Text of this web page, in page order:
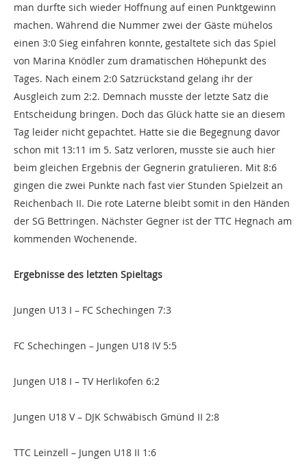
man durfte sich wieder Hoffnung auf einen Punktgewinn
machen. Während die Nummer zwei der Gäste mühelos
einen 3:0 Sieg einfahren konnte, gestaltete sich das Spiel
von Marina Knödler zum dramatischen Höhepunkt des
Tages. Nach einem 2:0 Satzrückstand gelang ihr der
Ausgleich zum 2:2. Demnach musste der letzte Satz die
Entscheidung bringen. Doch das Glück hatte sie an diesem
Tag leider nicht gepachtet. Hatte sie die Begegnung davor
schon mit 13:11 im 5. Satz verloren, musste sie auch hier
beim gleichen Ergebnis der Gegnerin gratulieren. Mit 8:6
gingen die zwei Punkte nach fast vier Stunden Spielzeit an
Reichenbach II. Die rote Laterne bleibt somit in den Händen
der SG Bettringen. Nächster Gegner ist der TTC Hegnach am
kommenden Wochenende.
Ergebnisse des letzten Spieltags
Jungen U13 I – FC Schechingen 7:3
FC Schechingen – Jungen U18 IV 5:5
Jungen U18 I – TV Herlikofen 6:2
Jungen U18 V – DJK Schwäbisch Gmünd II 2:8
TTC Leinzell – Jungen U18 II 1:6